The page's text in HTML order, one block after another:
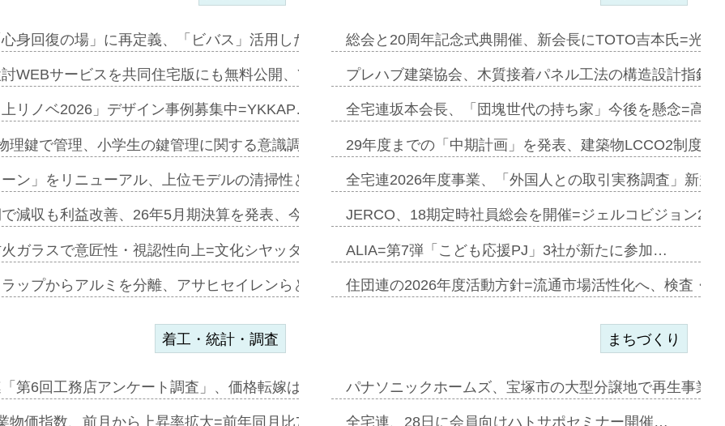
身回復の場」に再定義、「ビバス」活用した新入浴法を提案=P…
WEBサービスを共同住宅版にも無料公開、YKKAPとワンビ…
上リノベ2026」デザイン事例募集中=YKKAP…
理鍵で管理、小学生の鍵管理に関する意識調査=Nature…
ーン」をリニューアル、上位モデルの清掃性と安全性追加=リンナ…
減収も利益改善、26年5月期決算を発表、今期は増収見込む=…
ガラスで意匠性・視認性向上=文化シヤッター…
ップからアルミを分離、アサヒセイレンらと協働開発開始=三協…
総会と20周年記念式典開催、新会長にTOTO吉本氏=光
プレハブ建築協会、木質接着パネル工法の構造設計指針
全宅連坂本会長、「団塊世代の持ち家」今後を懸念=高
29年度までの「中期計画」を発表、建築物LCCO2制度
全宅連2026年度事業、「外国人との取引実務調査」新規
JERCO、18期定時社員総会を開催=ジェルコビジョン
ALIA=第7弾「こども応援PJ」3社が新たに参加…
住団連の2026年度活動方針=流通市場活性化へ、検査・
着工・統計・調査
第6回工務店アンケート調査」、価格転嫁は十分に進まず=「物…
物価指数、前月から上昇率拡大=前年同月比7・1%上昇…
まちづくり
パナソニックホームズ、宝塚市の大型分譲地で再生事業
全宅連、28日に会員向けハトサポセミナー開催…